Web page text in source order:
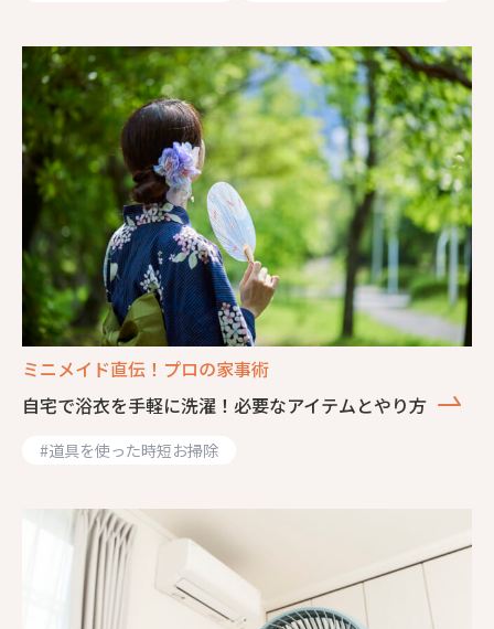
ミニメイド直伝！プロの家事術
自宅で浴衣を手軽に洗濯！必要なアイテムとやり方
#道具を使った時短お掃除